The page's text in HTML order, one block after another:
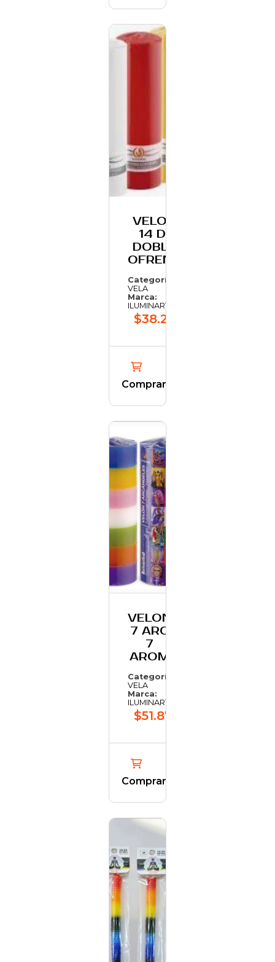
VELON
14 D.
DOBLE
OFREND
Categoría:
VELA
Marca:
ILUMINARTE
$38.215,28
Comprar
VELON
7 ARC
7
AROM
Categoría:
VELA
Marca:
ILUMINARTE
$51.878,57
Comprar